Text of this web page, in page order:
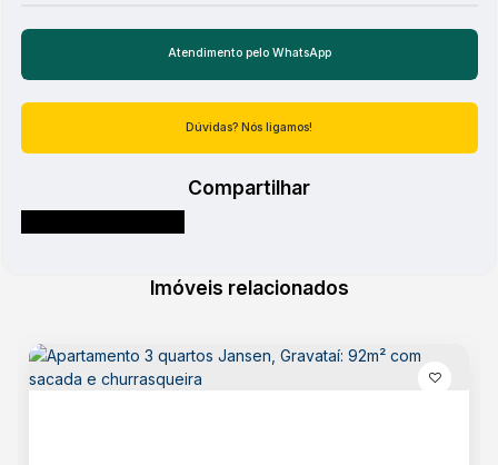
Academias de ginástica
Açougue
Cinemas
Escola 1º Grau
Mc Donalds
Mercado
Dúvidas? Nós ligamos!
Compartilhar
Imóveis relacionados